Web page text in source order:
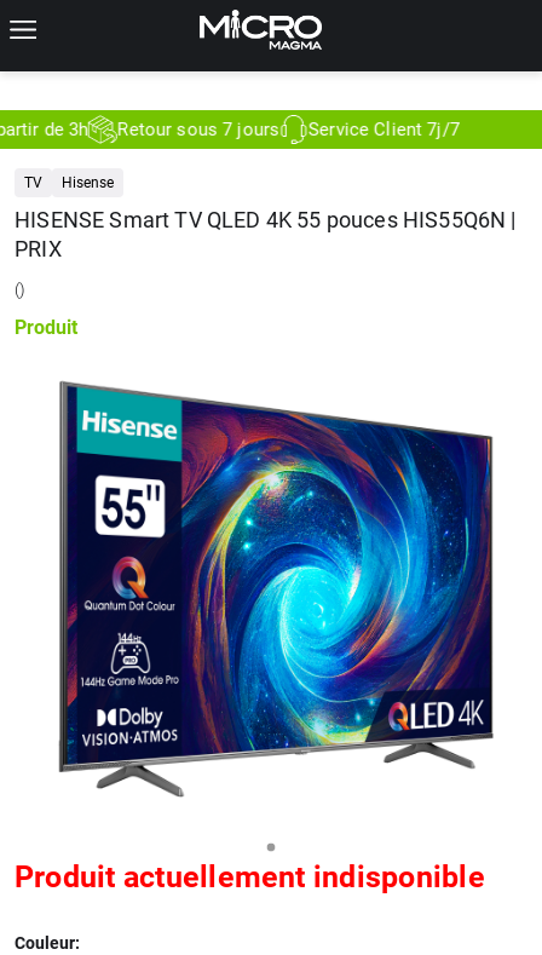
de 3h Retour sous 7 jours Service Client 7j/7
TV Hisense
HISENSE Smart TV QLED 4K 55 pouces HIS55Q6N |
PRIX
()
Produit
Produit actuellement indisponible
Couleur: